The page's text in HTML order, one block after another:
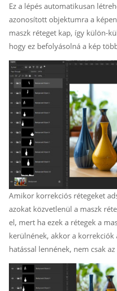
Ez a lépés automatikusan
azonosított objektumra a
maszk réteget kap, így külön-
hogy ez befolyásolná a kép
Amikor korrekciós rétegeket
azokat közvetlenül a maszk
el, mert ha ezek a rétegek a
kerülnének, akkor a korrekciók
hatással lennének, nem csak